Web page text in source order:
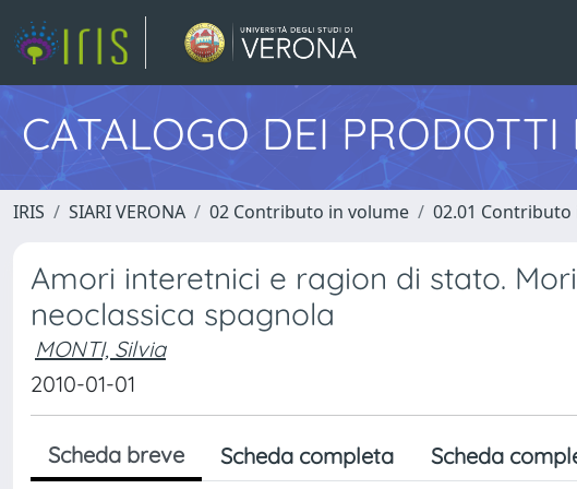
CATALOGO DEI PRODOTTI
IRIS SIARI VERONA 02 Contributo in volume 02.01 Contributo
Amori interetnici e ragion di stato.
neoclassica spagnola
MONTI, Silvia
2010-01-01
Scheda breve Scheda completa Scheda